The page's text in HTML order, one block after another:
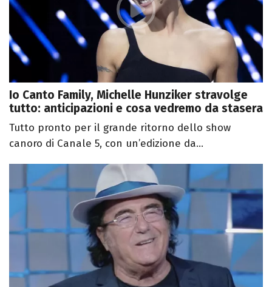
Io Canto Family, Michelle Hunziker stravolge
tutto: anticipazioni e cosa vedremo da stasera
Tutto pronto per il grande ritorno dello show
canoro di Canale 5, con un’edizione da...